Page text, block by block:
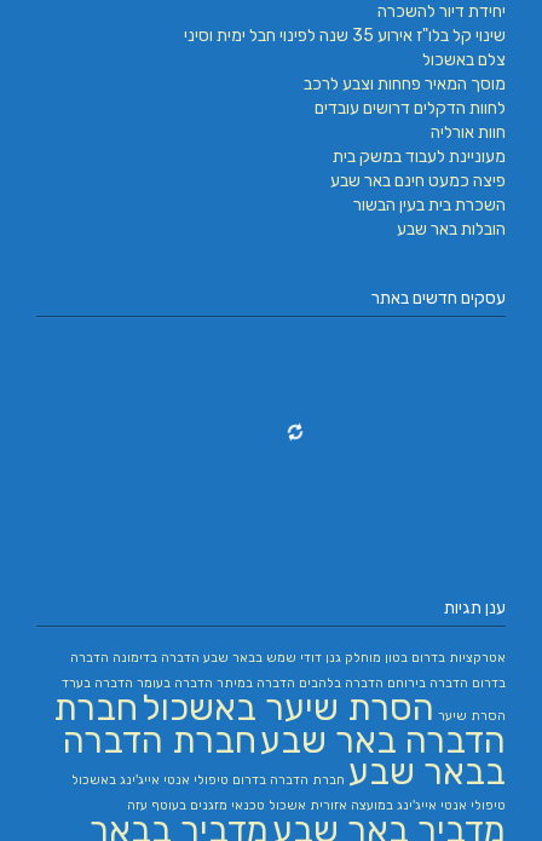
יחידת דיור להשכרה
שינוי קל בלו"ז אירוע 35 שנה לפינוי חבל ימית וסיני
צלם באשכול
מוסך המאיר פחחות וצבע לרכב
לחוות הדקלים דרושים עובדים
חוות אורליה
מעוניינת לעבוד במשק בית
פיצה כמעט חינם באר שבע
השכרת בית בעין הבשור
הובלות באר שבע
עסקים חדשים באתר
ענן תגיות
אטרקציות בדרום בטון מוחלק גנן דודי שמש בבאר שבע הדברה בדימונה הדברה
בדרום הדברה בירוחם הדברה בלהבים הדברה במיתר הדברה בעומר הדברה בערד
הסרת שיער הסרת שיער באשכול חברת
הדברה באר שבעחברת הדברה
בבאר שבע חברת הדברה בדרום טיפולי אנטי אייג'ינג באשכול
טיפולי אנטי אייג'ינג במועצה אזורית אשכול טכנאי מזגנים בעוטף עזה
מדביר באר שבעמדביר בבאר